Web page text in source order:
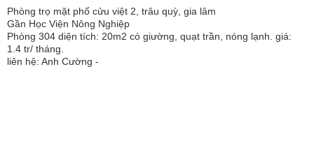
Phòng trọ mặt phố cửu việt 2, trâu quỳ, gia lâm
Gần Học Viện Nông Nghiệp
Phòng 304 diện tích: 20m2 có giường, quạt trần, nóng lạnh. giá:
1.4 tr/ tháng.
liên hệ: Anh Cường -